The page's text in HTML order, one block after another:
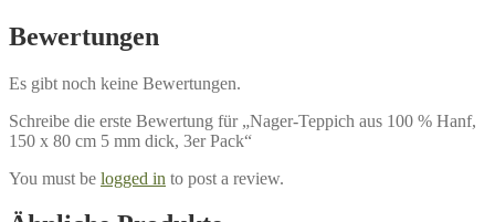
Bewertungen
Es gibt noch keine Bewertungen.
Schreibe die erste Bewertung für „Nager-Teppich aus 100 % Hanf,
150 x 80 cm 5 mm dick, 3er Pack“
You must be logged in to post a review.